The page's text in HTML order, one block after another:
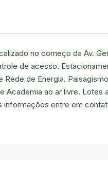
no começo da Av.
de acesso.
de Energia.
ao ar livre. Lotes
informações entre em